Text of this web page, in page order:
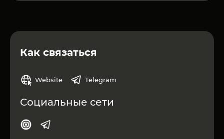
Как связаться
Website Telegram
Социальные сети